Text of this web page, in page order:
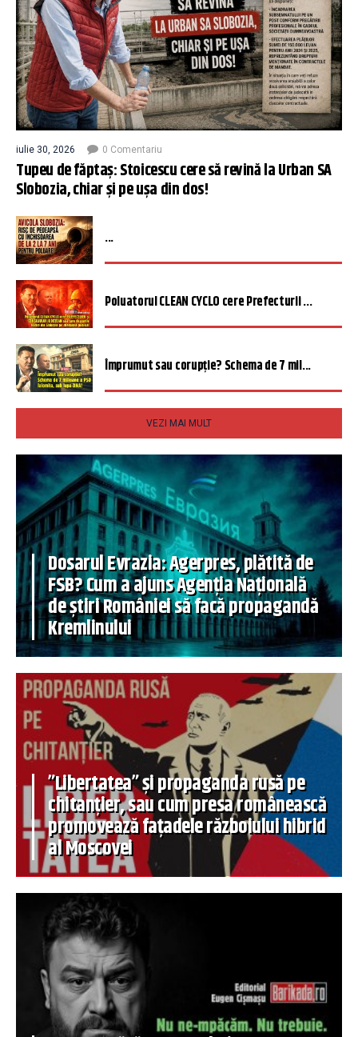
iulie 30, 2026 0 Comentariu
Tupeu de făptaș: Stoicescu cere să revină la Urban SA
Slobozia, chiar și pe ușa din dos!
...
Poluatorul CLEAN CYCLO cere Prefecturii ...
Împrumut sau corupție? Schema de 7 mil...
VEZI MAI MULT
Dosarul Evrazia: Agerpres, plătită de
FSB? Cum a ajuns Agenția Națională
de știri României să facă propagandă
Kremlinului
”Libertatea” și propaganda rusă pe
chitanțier, sau cum presa românească
promovează fațadele războiului hibrid
al Moscovei